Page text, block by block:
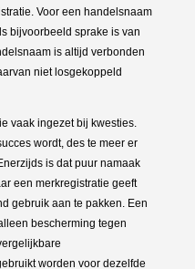
Voor een handelsnaam
bijvoorbeeld sprake is van
is altijd verbonden
niet losgekoppeld
vaak ingezet bij kwesties.
wordt, des te meer er
is dat puur namaak
een merkregistratie geeft
gebruik aan te pakken. Een
bescherming tegen
worden voor dezelfde